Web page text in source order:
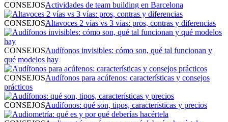
CONSEJOSActividades de team building en Barcelona
CONSEJOSAltavoces 2 vías vs 3 vías: pros, contras y diferencias
CONSEJOSAudífonos invisibles: cómo son, qué tal funcionan y
qué modelos hay
CONSEJOSAudífonos para acúfenos: características y consejos
prácticos
CONSEJOSAudífonos: qué son, tipos, características y precios